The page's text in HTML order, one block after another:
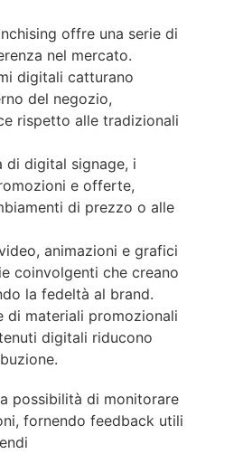
offre una serie di
nel mercato.
digitali catturano
del negozio,
rispetto alle tradizionali
di digital signage, i
e offerte,
di prezzo o alle
animazioni e grafici
coinvolgenti che creano
la fedeltà al brand.
di materiali promozionali
digitali riducono
possibilità di monitorare
fornendo feedback utili